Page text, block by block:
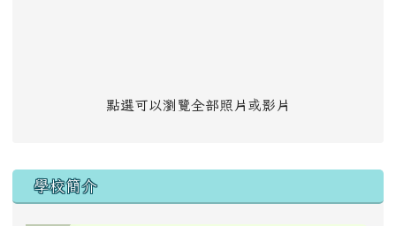
點選可以瀏覽全部照片或影片
學校簡介